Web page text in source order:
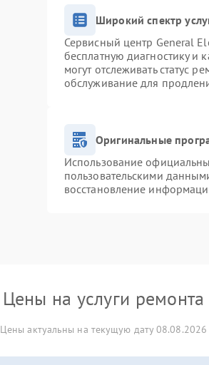
Широкий спектр
Сервисный центр General
бесплатную диагностику и
могут отслеживать статус
обслуживание для
Оригинальные
Использование
пользовательскими
восстановление
Цены на услуги ремонта
Цены актуальны на текущую дату 08.08.2026